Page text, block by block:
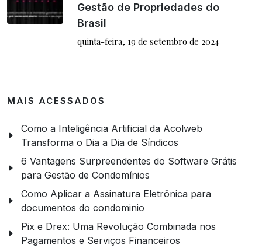
Gestão de Propriedades do
Brasil
quinta-feira, 19 de setembro de 2024
MAIS ACESSADOS
Como a Inteligência Artificial da Acolweb
Transforma o Dia a Dia de Síndicos
6 Vantagens Surpreendentes do Software Grátis
para Gestão de Condomínios
Como Aplicar a Assinatura Eletrônica para
documentos do condominio
Pix e Drex: Uma Revolução Combinada nos
Pagamentos e Serviços Financeiros